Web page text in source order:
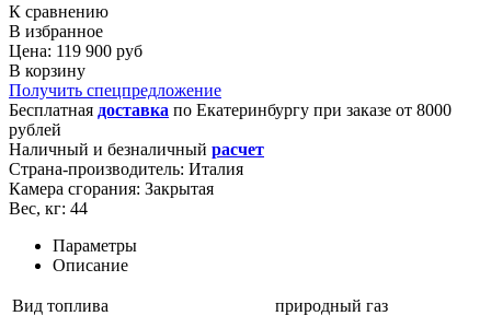
К сравнению
В избранное
Цена: 119 900 руб
В корзину
Получить спецпредложение
Бесплатная доставка по Екатеринбургу при заказе от 8000
рублей
Наличный и безналичный расчет
Страна-производитель: Италия
Камера сгорания: Закрытая
Вес, кг: 44
Параметры
Описание
Вид топлива
природный газ